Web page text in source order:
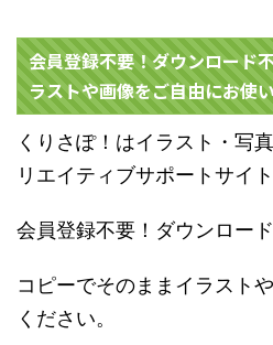
会員登録不要！ダウンロード
ラストや画像をご自由にお使
くりさぽ！はイラスト・写
リエイティブサポートサイト
会員登録不要！ダウンロード
コピーでそのままイラスト
ください。